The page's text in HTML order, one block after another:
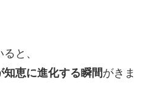
と、
恵に進化する瞬間がきま